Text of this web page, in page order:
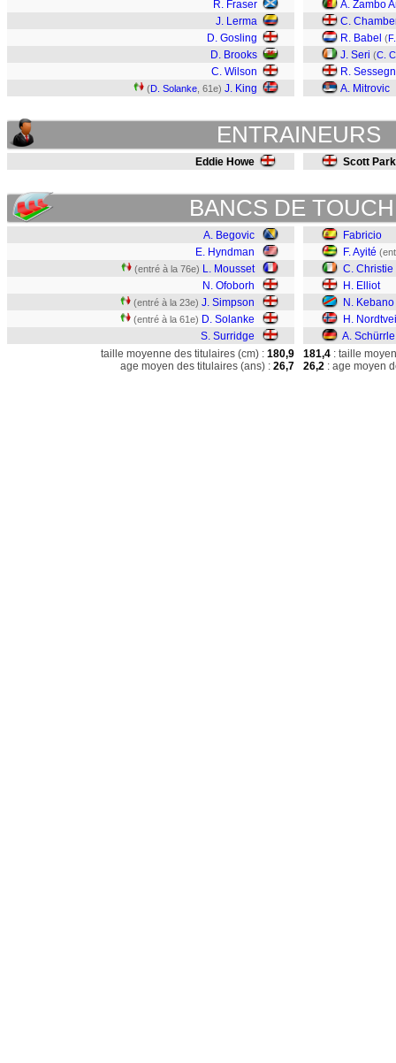
R. Fraser
J. Lerma
D. Gosling
D. Brooks
C. Wilson
(D. Solanke , 61e) J. King
A. Zambo
C.
R. Babel (
J. Seri (C.
R.
A. Mitrovic
ENTRAINEURS
Eddie Howe Scott
BANCS DE
A. Begovic
E. Hyndman
(entré à la 76e) L. Mousset
N. Ofoborh
(entré à la 23e) J. Simpson
(entré à la 61e) D. Solanke
S. Surridge
Fabricio
F. Ayité
C. Christie
H. Elliot
N. Kebano
H.
A. Schürrle
taille moyenne des titulaires (cm) : 180,9
age moyen des titulaires (ans) : 26,7
181,4 : taille
26,2 : age moyen